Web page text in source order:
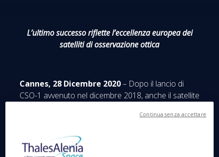
L’ultimo successo riflette l’eccellenza europea dei
satelliti di osservazione ottica
Cannes, 28 Dicembre 2020– Dopo il lancio di
CSO-1 avvenuto nel dicembre 2018, anche il satellite
con successo da Arianespace a bordo del vettore
francese. Dotato di uno
altissima risoluzione
Continua senza accettare